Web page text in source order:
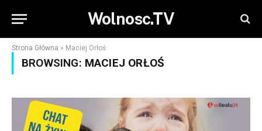
Wolnosc.TV
Strona Główna » Maciej Orłoś
BROWSING: MACIEJ ORŁOŚ